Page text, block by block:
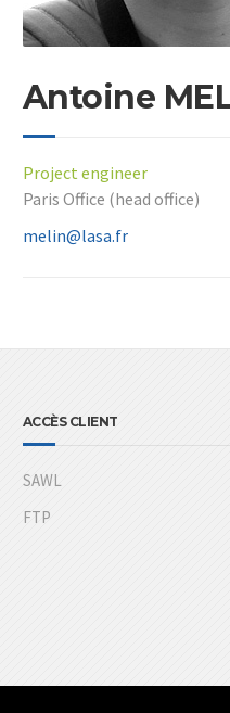
Antoine
Project engineer
Paris Office (head office)
melin@lasa.fr
ACCÈS CLIENT
SAWL
FTP